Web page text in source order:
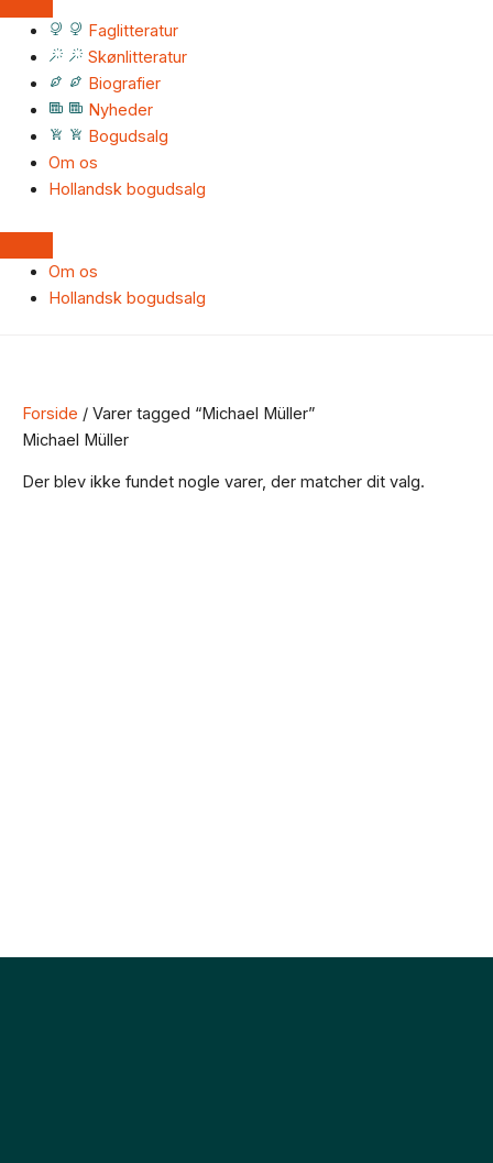
Faglitteratur
Skønlitteratur
Biografier
Nyheder
Bogudsalg
Om os
Hollandsk bogudsalg
Om os
Hollandsk bogudsalg
Forside / Varer tagged “Michael Müller”
Michael Müller
Der blev ikke fundet nogle varer, der matcher dit valg.